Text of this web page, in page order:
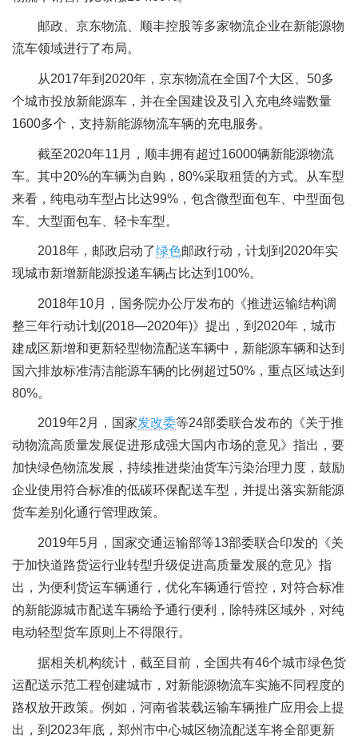
邮政、京东物流、顺丰控股等多家物流企业在新能源物
流车领域进行了布局。
从2017年到2020年，京东物流在全国7个大区、50多
个城市投放新能源车，并在全国建设及引入充电终端数量
1600多个，支持新能源物流车辆的充电服务。
截至2020年11月，顺丰拥有超过16000辆新能源物流
车。其中20%的车辆为自购，80%采取租赁的方式。从车型
来看，纯电动车型占比达99%，包含微型面包车、中型面包
车、大型面包车、轻卡车型。
2018年，邮政启动了绿色邮政行动，计划到2020年实
现城市新增新能源投递车辆占比达到100%。
2018年10月，国务院办公厅发布的《推进运输结构调
整三年行动计划(2018—2020年)》提出，到2020年，城市
建成区新增和更新轻型物流配送车辆中，新能源车辆和达到
国六排放标准清洁能源车辆的比例超过50%，重点区域达到
80%。
2019年2月，国家发改委等24部委联合发布的《关于推
动物流高质量发展促进形成强大国内市场的意见》指出，要
加快绿色物流发展，持续推进柴油货车污染治理力度，鼓励
企业使用符合标准的低碳环保配送车型，并提出落实新能源
货车差别化通行管理政策。
2019年5月，国家交通运输部等13部委联合印发的《关
于加快道路货运行业转型升级促进高质量发展的意见》指
出，为便利货运车辆通行，优化车辆通行管控，对符合标准
的新能源城市配送车辆给予通行便利，除特殊区域外，对纯
电动轻型货车原则上不得限行。
据相关机构统计，截至目前，全国共有46个城市绿色货
运配送示范工程创建城市，对新能源物流车实施不同程度的
路权放开政策。例如，河南省装载运输车辆推广应用会上提
出，到2023年底，郑州市中心城区物流配送车将全部更新